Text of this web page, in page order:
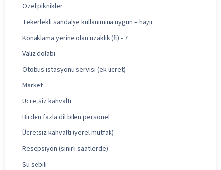
Özel piknikler
Tekerlekli sandalye kullanımına uygun – hayır
Konaklama yerine olan uzaklık (ft) - 7
Valiz dolabı
Otobüs istasyonu servisi (ek ücret)
Market
Ücretsiz kahvaltı
Birden fazla dil bilen personel
Ücretsiz kahvaltı (yerel mutfak)
Resepsiyon (sınırlı saatlerde)
Su sebili